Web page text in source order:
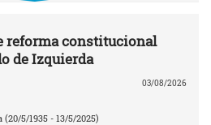
reforma constitucional
de Izquierda
03/08/2026
5/1935 - 13/5/2025)